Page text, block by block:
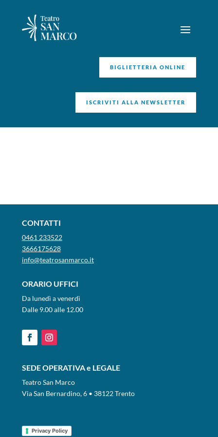
BIGLIETTERIA ONLINE
ISCRIVITI ALLA NEWSLETTER
CONTATTI
0461 233522
3666175628
info@teatrosanmarco.it
ORARIO UFFICI
Da lunedì a venerdì
Dalle 9.00 alle 12.00
SEDE OPERATIVA e LEGALE
Teatro San Marco
Via San Bernardino, 6 • 38122 Trento
Privacy Policy